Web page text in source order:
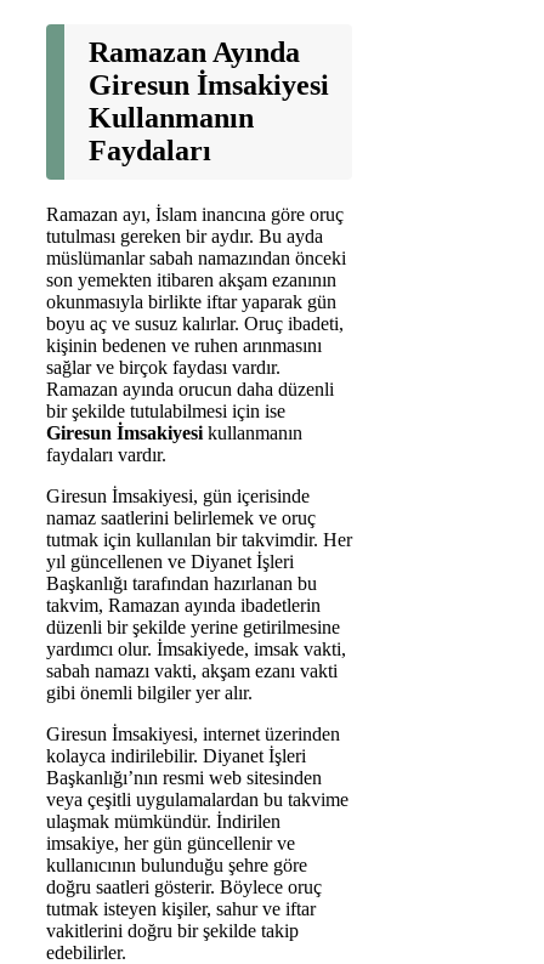
Ramazan Ayında
Giresun İmsakiyesi
Kullanmanın
Faydaları
Ramazan ayı, İslam inancına göre oruç
tutulması gereken bir aydır. Bu ayda
müslümanlar sabah namazından önceki
son yemekten itibaren akşam ezanının
okunmasıyla birlikte iftar yaparak gün
boyu aç ve susuz kalırlar. Oruç ibadeti,
kişinin bedenen ve ruhen arınmasını
sağlar ve birçok faydası vardır.
Ramazan ayında orucun daha düzenli
bir şekilde tutulabilmesi için ise
Giresun İmsakiyesi kullanmanın
faydaları vardır.
Giresun İmsakiyesi, gün içerisinde
namaz saatlerini belirlemek ve oruç
tutmak için kullanılan bir takvimdir. Her
yıl güncellenen ve Diyanet İşleri
Başkanlığı tarafından hazırlanan bu
takvim, Ramazan ayında ibadetlerin
düzenli bir şekilde yerine getirilmesine
yardımcı olur. İmsakiyede, imsak vakti,
sabah namazı vakti, akşam ezanı vakti
gibi önemli bilgiler yer alır.
Giresun İmsakiyesi, internet üzerinden
kolayca indirilebilir. Diyanet İşleri
Başkanlığı’nın resmi web sitesinden
veya çeşitli uygulamalardan bu takvime
ulaşmak mümkündür. İndirilen
imsakiye, her gün güncellenir ve
kullanıcının bulunduğu şehre göre
doğru saatleri gösterir. Böylece oruç
tutmak isteyen kişiler, sahur ve iftar
vakitlerini doğru bir şekilde takip
edebilirler.